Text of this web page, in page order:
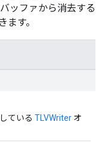
ッファから消去する
ます。
ている TLVWriter オ